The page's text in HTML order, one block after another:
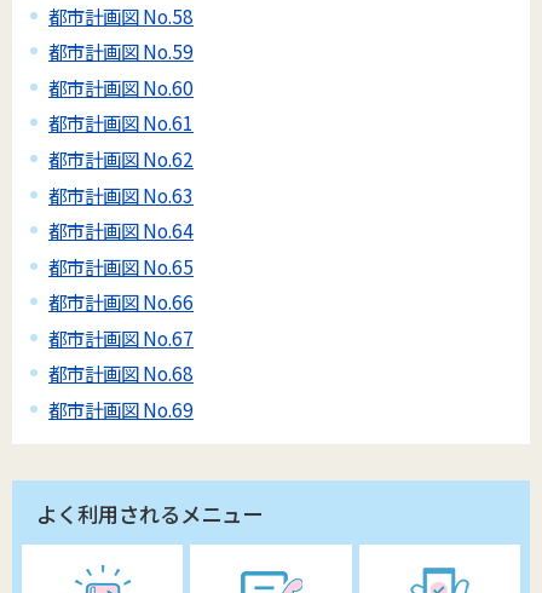
都市計画図 No.58
都市計画図 No.59
都市計画図 No.60
都市計画図 No.61
都市計画図 No.62
都市計画図 No.63
都市計画図 No.64
都市計画図 No.65
都市計画図 No.66
都市計画図 No.67
都市計画図 No.68
都市計画図 No.69
よく利用されるメニュー